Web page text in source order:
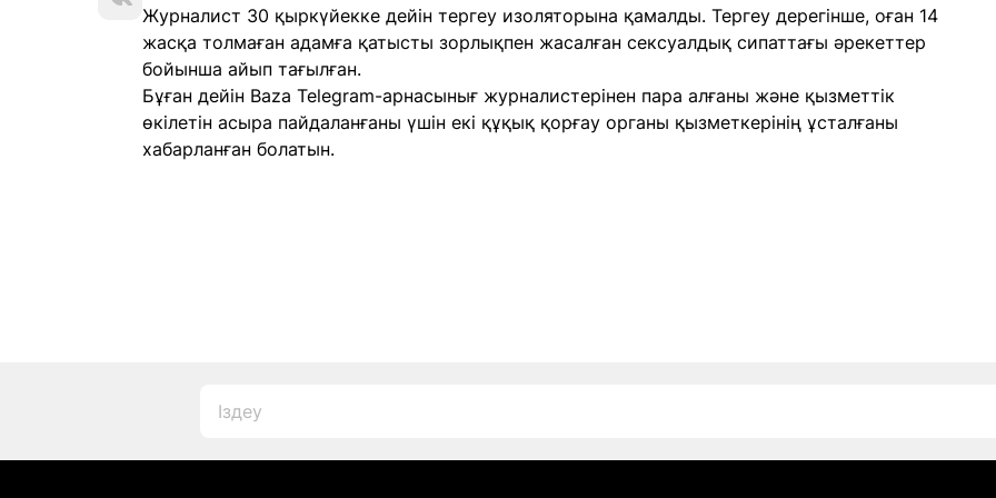
Журналист 30 қыркүйекке дейін тергеу изоляторына қамалды. Тергеу дерегінше, оған 14
жасқа толмаған адамға қатысты зорлықпен жасалған сексуалдық сипаттағы әрекеттер
бойынша айып тағылған.
Бұған дейін Baza Telegram-арнасынығ журналистерінен пара алғаны және қызметтік
өкілетін асыра пайдаланғаны үшін екі құқық қорғау органы қызметкерінің ұсталғаны
хабарланған болатын.